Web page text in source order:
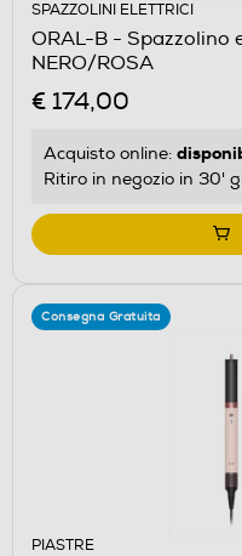
SPAZZOLINI ELETTRICI
ORAL-B - Spazzolino
NERO/ROSA
€ 174,00
Acquisto online:
Ritiro in negozio in 30'
Consegna Gratuita
PIASTRE